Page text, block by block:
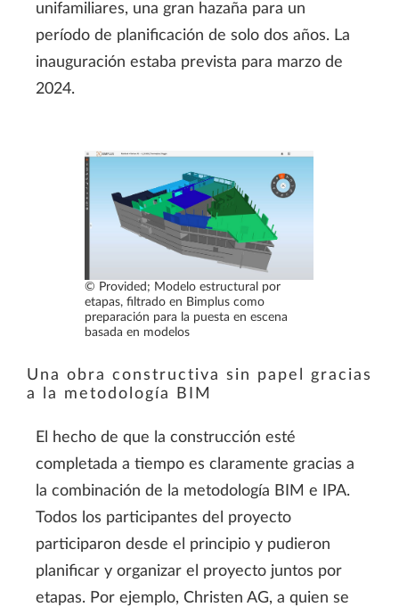
unifamiliares, una gran hazaña para un
período de planificación de solo dos años. La
inauguración estaba prevista para marzo de
2024.
© Provided; Modelo estructural por
etapas, filtrado en Bimplus como
preparación para la puesta en escena
basada en modelos
Una obra constructiva sin papel gracias
a la metodología BIM
El hecho de que la construcción esté
completada a tiempo es claramente gracias a
la combinación de la metodología BIM e IPA.
Todos los participantes del proyecto
participaron desde el principio y pudieron
planificar y organizar el proyecto juntos por
etapas. Por ejemplo, Christen AG, a quien se